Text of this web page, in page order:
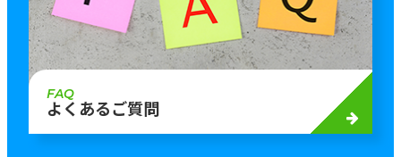
FAQ
よくあるご質問